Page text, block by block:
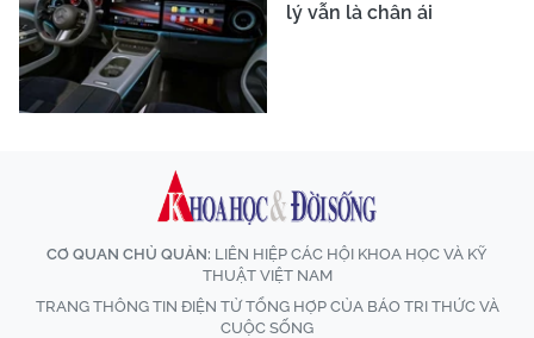
lý vẫn là chân ái
CƠ QUAN CHỦ QUẢN: LIÊN HIỆP CÁC HỘI KHOA HỌC VÀ KỸ
THUẬT VIỆT NAM
TRANG THÔNG TIN ĐIỆN TỬ TỔNG HỢP CỦA BÁO TRI THỨC VÀ
CUỘC SỐNG